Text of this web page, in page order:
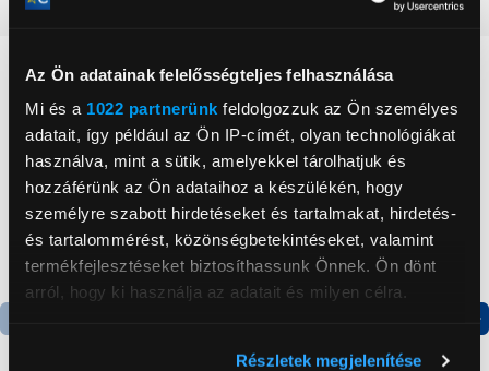
Az Ön adatainak felelősségteljes felhasználása
Mi és a 1022 partnerünk feldolgozzuk az Ön személyes
adatait, így például az Ön IP-címét, olyan technológiákat
használva, mint a sütik, amelyekkel tárolhatjuk és
hozzáférünk az Ön adataihoz a készülékén, hogy
személyre szabott hirdetéseket és tartalmakat, hirdetés-
és tartalommérést, közönségbetekintéseket, valamint
termékfejlesztéseket biztosíthassunk Önnek. Ön dönt
arról, hogy ki használja az adatait és milyen célra.
Részletek megjelenítése
Részletes ismertető
Neked ajánljuk